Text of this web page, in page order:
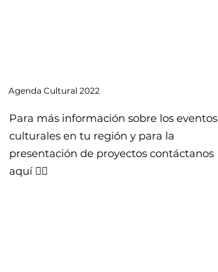
Agenda Cultural 2022
Para más información sobre los eventos
culturales en tu región y para la
presentación de proyectos contáctanos
aquí 👇🏻